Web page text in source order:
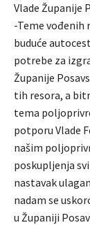
Vlade Županije
-Teme vođenih
buduće
potrebe za
Županije
tih resora, a
tema
potporu Vlade
našim
poskupljenja
nastavak
nadam se
u Županiji